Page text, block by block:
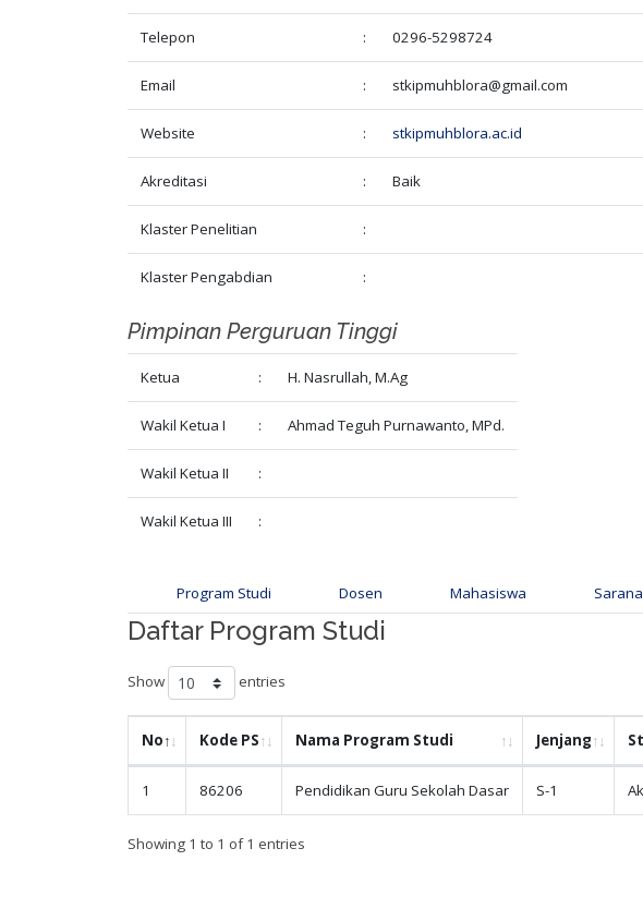
Telepon : 0296-5298724
Email : stkipmuhblora@gmail.com
Website : stkipmuhblora.ac.id
Akreditasi : Baik
Klaster Penelitian :
Klaster Pengabdian :
Pimpinan Perguruan Tinggi
Ketua : H. Nasrullah, M.Ag
Wakil Ketua I : Ahmad Teguh Purnawanto, MPd.
Wakil Ketua II :
Wakil Ketua III :
Program Studi Dosen Mahasiswa
Daftar Program Studi
Show entries
No Kode PS Nama Program Studi Jenjang
1 86206 Pendidikan Guru Sekolah Dasar S-1
Showing 1 to 1 of 1 entries